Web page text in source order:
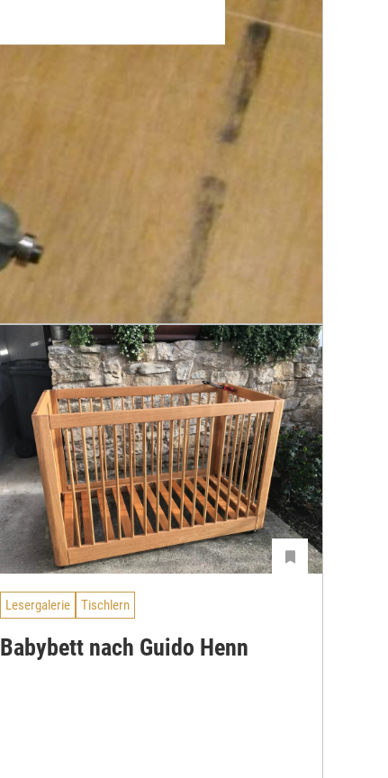
Lesergalerie Tischlern
Babybett nach Guido Henn